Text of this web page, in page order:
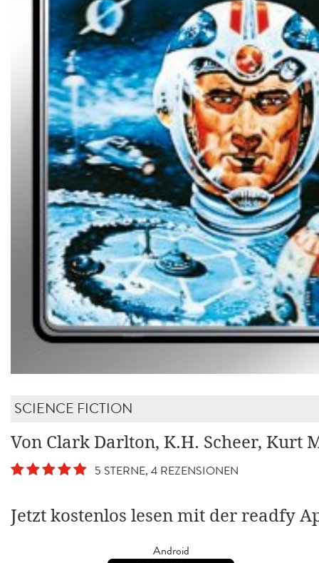
SCIENCE FICTION
Von Clark Darlton, K.H. Scheer, Kurt
5 STERNE, 4 REZENSIONEN
Jetzt kostenlos lesen mit der readfy
Android